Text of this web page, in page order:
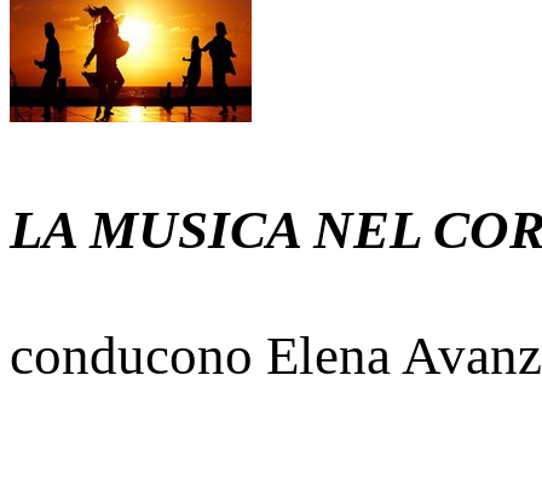
LA MUSICA NEL
conducono Elena